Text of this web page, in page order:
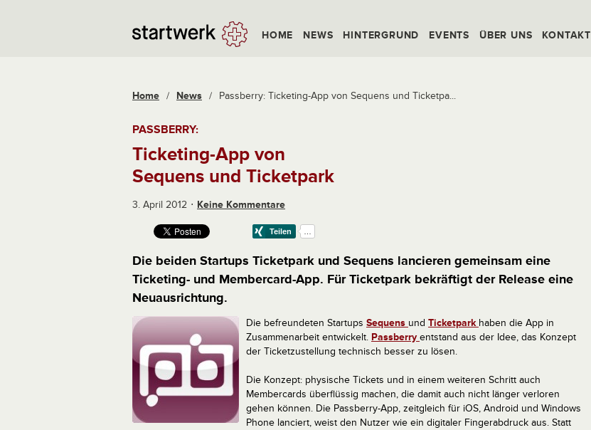
HOME NEWS HINTERGRUND EVENTS ÜBER UNS KONTAKT
Home / News / Passberry: Ticketing-App von Sequens und Ticketpa...
PASSBERRY:
Ticketing-App von
Sequens und Ticketpark
3. April 2012 Keine Kommentare
Die beiden Startups Ticketpark und Sequens lancieren gemeinsam eine
Ticketing- und Membercard-App. Für Ticketpark bekräftigt der Release eine
Neuausrichtung.
Die befreundeten Startups Sequens und Ticketpark haben die App in
Zusammenarbeit entwickelt. Passberry entstand aus der Idee, das Konzept
der Ticketzustellung technisch besser zu lösen.
Die Konzept: physische Tickets und in einem weiteren Schritt auch
Membercards überflüssig machen, die damit auch nicht länger verloren
gehen können. Die Passberry-App, zeitgleich für iOS, Android und Windows
Phone lanciert, weist den Nutzer wie ein digitaler Fingerabdruck aus. Statt